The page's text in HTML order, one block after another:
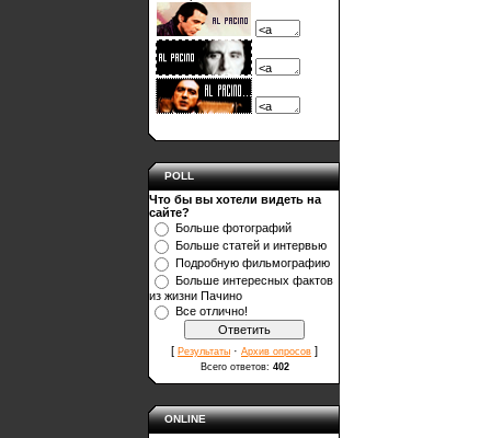
POLL
Что бы вы хотели видеть на
сайте?
Больше фотографий
Больше статей и интервью
Подробную фильмографию
Больше интересных фактов
из жизни Пачино
Все отлично!
[ Результаты · Архив опросов ]
Всего ответов: 402
ONLINE